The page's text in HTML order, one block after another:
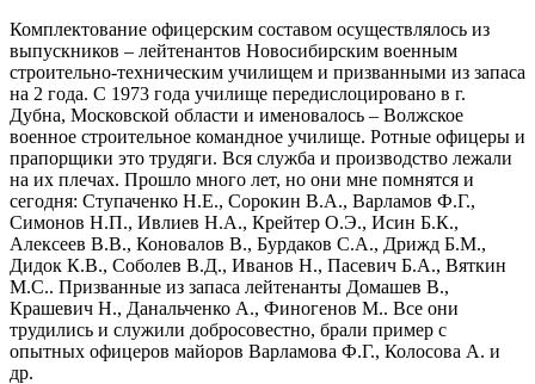
Комплектование офицерским составом осуществлялось из
выпускников – лейтенантов Новосибирским военным
строительно-техническим училищем и призванными из запаса
на 2 года. С 1973 года училище передислоцировано в г.
Дубна, Московской области и именовалось – Волжское
военное строительное командное училище. Ротные офицеры и
прапорщики это трудяги. Вся служба и производство лежали
на их плечах. Прошло много лет, но они мне помнятся и
сегодня: Ступаченко Н.Е., Сорокин В.А., Варламов Ф.Г.,
Симонов Н.П., Ивлиев Н.А., Крейтер О.Э., Исин Б.К.,
Алексеев В.В., Коновалов В., Бурдаков С.А., Дрижд Б.М.,
Дидок К.В., Соболев В.Д., Иванов Н., Пасевич Б.А., Вяткин
М.С.. Призванные из запаса лейтенанты Домашев В.,
Крашевич Н., Данальченко А., Финогенов М.. Все они
трудились и служили добросовестно, брали пример с
опытных офицеров майоров Варламова Ф.Г., Колосова А. и
др.